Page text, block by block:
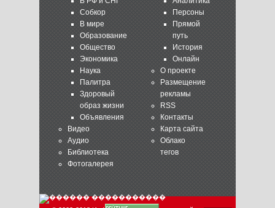
Собкор
В мире
Образование
Общество
Экономика
Наука
Палитра
Здоровый
образ жизни
Объявления
Видео
Аудио
Библиотека
Фотогалерея
Персоны
Прямой
путь
История
Онлайн
О проекте
Размещение
рекламы
RSS
Контакты
Карта сайта
Облако
тегов